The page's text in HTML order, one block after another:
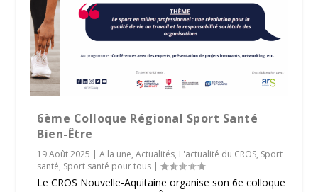
6ème Colloque Régional Sport Santé
Bien-Être
19 Août 2025 |A la une,Actualités, L'actualité du CROS, Sport
santé, Sport santé pour tous |
Le CROS Nouvelle-Aquitaine organise son 6e colloque